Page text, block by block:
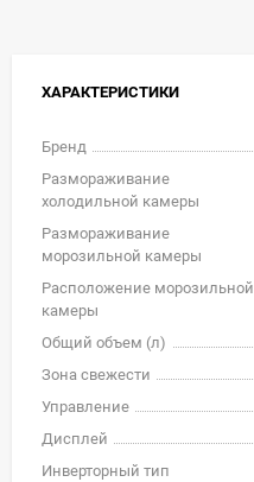
ХАРАКТЕРИСТИКИ
Бренд
Размораживание
холодильной камеры
Размораживание
морозильной камеры
Расположение морозильной
камеры
Общий объем (л)
Зона свежести
Управление
Дисплей
Инверторный тип